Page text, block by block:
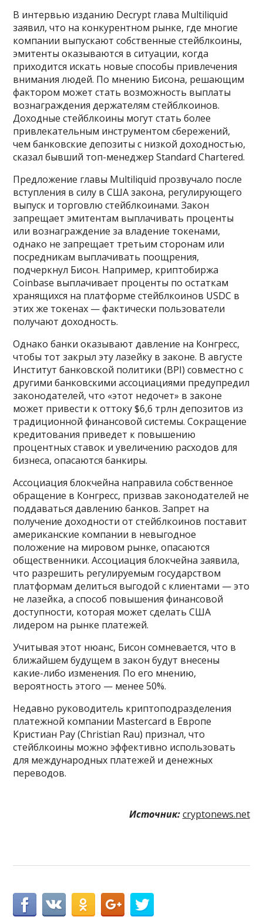
В интервью изданию Decrypt глава Multiliquid
заявил, что на конкурентном рынке, где многие
компании выпускают собственные стейблкоины,
эмитенты оказываются в ситуации, когда
приходится искать новые способы привлечения
внимания людей. По мнению Бисона, решающим
фактором может стать возможность выплаты
вознаграждения держателям стейблкоинов.
Доходные стейблкоины могут стать более
привлекательным инструментом сбережений,
чем банковские депозиты с низкой доходностью,
сказал бывший топ-менеджер Standard Chartered.
Предложение главы Multiliquid прозвучало после
вступления в силу в США закона, регулирующего
выпуск и торговлю стейблкоинами. Закон
запрещает эмитентам выплачивать проценты
или вознаграждение за владение токенами,
однако не запрещает третьим сторонам или
посредникам выплачивать поощрения,
подчеркнул Бисон. Например, криптобиржа
Coinbase выплачивает проценты по остаткам
хранящихся на платформе стейблкоинов USDC в
этих же токенах — фактически пользователи
получают доходность.
Однако банки оказывают давление на Конгресс,
чтобы тот закрыл эту лазейку в законе. В августе
Институт банковской политики (BPI) совместно с
другими банковскими ассоциациями предупредил
законодателей, что «этот недочет» в законе
может привести к оттоку $6,6 трлн депозитов из
традиционной финансовой системы. Сокращение
кредитования приведет к повышению
процентных ставок и увеличению расходов для
бизнеса, опасаются банкиры.
Ассоциация блокчейна направила собственное
обращение в Конгресс, призвав законодателей не
поддаваться давлению банков. Запрет на
получение доходности от стейблкоинов поставит
американские компании в невыгодное
положение на мировом рынке, опасаются
общественники. Ассоциация блокчейна заявила,
что разрешить регулируемым государством
платформам делиться выгодой с клиентами — это
не лазейка, а способ повышения финансовой
доступности, которая может сделать США
лидером на рынке платежей.
Учитывая этот нюанс, Бисон сомневается, что в
ближайшем будущем в закон будут внесены
какие-либо изменения. По его мнению,
вероятность этого — менее 50%.
Недавно руководитель криптоподразделения
платежной компании Mastercard в Европе
Кристиан Рау (Christian Rau) признал, что
стейблкоины можно эффективно использовать
для международных платежей и денежных
переводов.
Источник: cryptonews.net